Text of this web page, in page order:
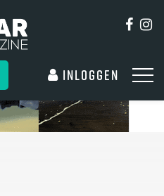
Inloggen